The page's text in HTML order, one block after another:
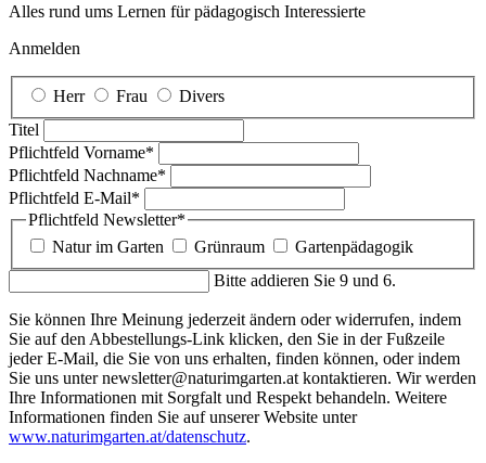
Alles rund ums Lernen für pädagogisch Interessierte
Anmelden
Herr Frau
Divers
Titel
Pflichtfeld Vorname*
Pflichtfeld Nachname*
Pflichtfeld E-Mail*
Pflichtfeld Newsletter*
Natur im Garten
Grünraum
Gartenpädagogik
Bitte addieren Sie 9 und 6.
Sie können Ihre Meinung jederzeit ändern oder widerrufen, indem
Sie auf den Abbestellungs-Link klicken, den Sie in der Fußzeile
jeder E-Mail, die Sie von uns erhalten, finden können, oder indem
Sie uns unter newsletter@naturimgarten.at kontaktieren. Wir werden
Ihre Informationen mit Sorgfalt und Respekt behandeln. Weitere
Informationen finden Sie auf unserer Website unter
www.naturimgarten.at/datenschutz.